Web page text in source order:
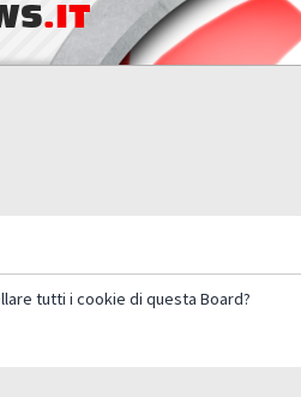
.IT
tutti i cookie di questa Board?